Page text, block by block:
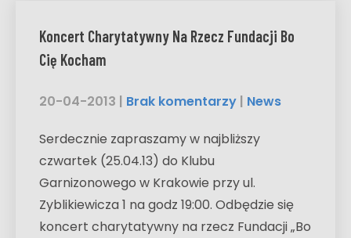
Koncert Charytatywny Na Rzecz Fundacji Bo
Cię Kocham
20-04-2013 | Brak komentarzy | News
Serdecznie zapraszamy w najbliższy
czwartek (25.04.13) do Klubu
Garnizonowego w Krakowie przy ul.
Zyblikiewicza 1 na godz 19:00. Odbędzie się
koncert charytatywny na rzecz Fundacji „Bo